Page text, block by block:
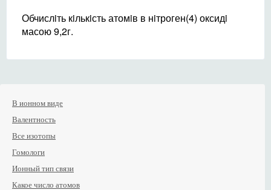
Обчислiть кiлькiсть атомiв в нiтроген(4) оксидi
масою 9,2г.
В ионном виде
Валентность
Все изотопы
Гомологи
Ионный тип связи
Какое число атомов